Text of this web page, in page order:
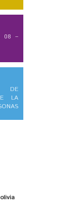
08 –
DE
LA